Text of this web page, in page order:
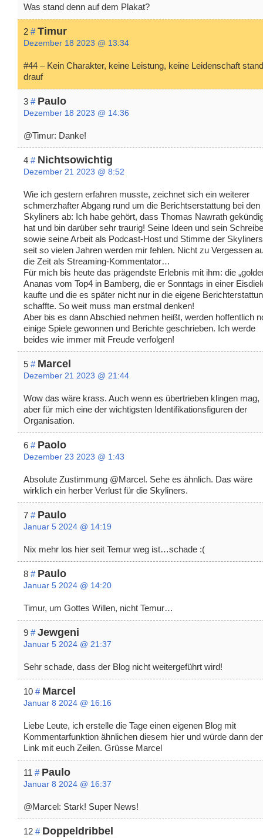
Was stand denn auf dem Plakat?
2 # Timur
Dezember 18 2023 @ 13:34
#44 – Kein Charakter, keine Leistung, keine Leidenschaft stand
drauf
3 # Paulo
Dezember 18 2023 @ 14:36
@Timur: Danke!
4 # Nichtsowichtig
Dezember 21 2023 @ 8:52
Wie ich gestern erfahren musste, zeichnet sich ein weiterer
schmerzhafter Abgang rund um die Berichtserstattung bei den
Skyliners ab: Ich habe gehört, dass Thomas Nawrath
hat und bin darüber sehr traurig! Seine Ideen und sein
sowie seine Arbeit als Podcast-Host und Stimme der Skyliners
seit so vielen Jahren werden mir fehlen. Nicht zu Vergessen
die Zeit als Streaming-Kommentator…
Für mich bis heute das prägendste Erlebnis mit ihm: die
Ananas vom Top4 in Bamberg, die er Sonntags in einer
kaufte und die es später nicht nur in die eigene
schaffte. So weit muss man erstmal denken!
Aber bis es dann Abschied nehmen heißt, werden hoffentlich
einige Spiele gewonnen und Berichte geschrieben. Ich werde
beides wie immer mit Freude verfolgen!
5 # Marcel
Dezember 21 2023 @ 21:44
Wow das wäre krass. Auch wenn es übertrieben klingen mag,
aber für mich eine der wichtigsten Identifikationsfiguren der
Organisation.
6 # Paolo
Dezember 23 2023 @ 1:43
Absolute Zustimmung @Marcel. Sehe es ähnlich. Das wäre
wirklich ein herber Verlust für die Skyliners.
7 # Paulo
Januar 5 2024 @ 14:19
Nix mehr los hier seit Temur weg ist…schade :(
8 # Paulo
Januar 5 2024 @ 14:20
Timur, um Gottes Willen, nicht Temur…
9 # Jewgeni
Januar 5 2024 @ 21:37
Sehr schade, dass der Blog nicht weitergeführt wird!
10 # Marcel
Januar 8 2024 @ 16:16
Liebe Leute, ich erstelle die Tage einen eigenen Blog mit
Kommentarfunktion ähnlichen diesem hier und würde dann
Link mit euch Zeilen. Grüsse Marcel
11 # Paulo
Januar 8 2024 @ 16:37
@Marcel: Stark! Super News!
12 # Doppeldribbel